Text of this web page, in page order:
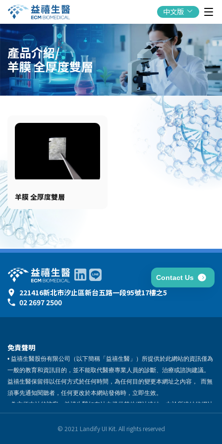
中文版
產品介紹/
羊膜 全厚度雙層
羊膜 全厚度雙層
221416新北市汐止區新台五路一段95號17樓之5
02 2697 2500
Contact Us
免責聲明
• 益禧生醫股份有限公司（以下簡稱「益禧生醫」）所提供於此網站的資訊僅為
一般的教育和資訊目的，並不能取代醫療專業人員的診斷、治療或諮詢建議。
益禧生醫保留得以任何方式於任何時間，為任何目的變更本網址之內容， 而無
須事先通知閱聽者，任何更改於本網站發佈時，立即生效。
• 為方便本站的訪客，益禧生醫如在站內提供其他網站連結，由於所連結的網站
因連結所受到的損害，益禧生醫概不提供保證或責任擔保。
© 2021 Landify UI Kit. All rights reserved